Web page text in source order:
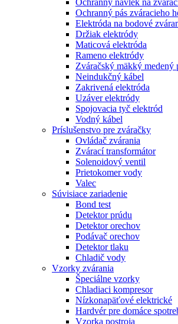
Ochranný návlek na
Ochranný pás zváracieho
Elektróda na bodové
Držiak elektródy
Maticová elektróda
Rameno elektródy
Zváračský mäkký medený
Neindukčný kábel
Zakrivená elektróda
Uzáver elektródy
Spojovacia tyč elektród
Vodný kábel
Príslušenstvo pre zváračky
Ovládač zvárania
Zvárací transformátor
Solenoidový ventil
Prietokomer vody
Valec
Súvisiace zariadenie
Bond test
Detektor prúdu
Detektor orechov
Podávač orechov
Detektor tlaku
Chladič vody
Vzorky zvárania
Špeciálne vzorky
Chladiaci kompresor
Nízkonapäťové elektrické
Hardvér pre domáce
Vzorka postroja